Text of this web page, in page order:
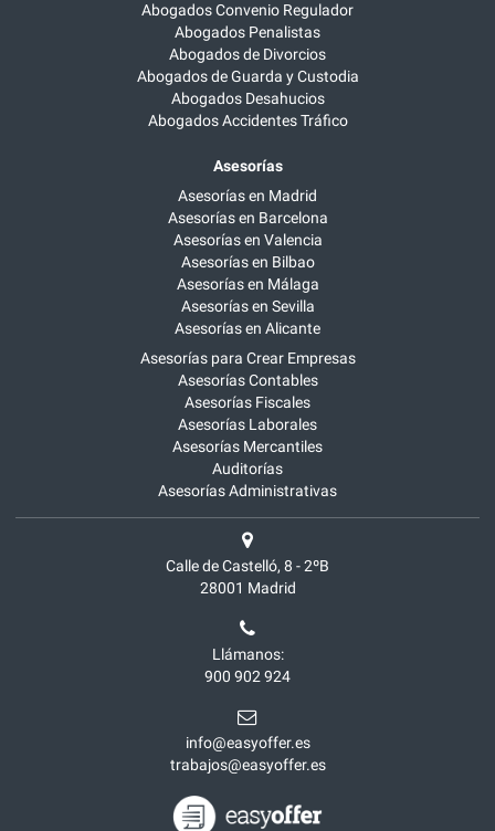
Abogados Convenio Regulador
Abogados Penalistas
Abogados de Divorcios
Abogados de Guarda y Custodia
Abogados Desahucios
Abogados Accidentes Tráfico
Asesorías
Asesorías en Madrid
Asesorías en Barcelona
Asesorías en Valencia
Asesorías en Bilbao
Asesorías en Málaga
Asesorías en Sevilla
Asesorías en Alicante
Asesorías para Crear Empresas
Asesorías Contables
Asesorías Fiscales
Asesorías Laborales
Asesorías Mercantiles
Auditorías
Asesorías Administrativas
Calle de Castelló, 8 - 2ºB
28001 Madrid
Llámanos:
900 902 924
info@easyoffer.es
trabajos@easyoffer.es